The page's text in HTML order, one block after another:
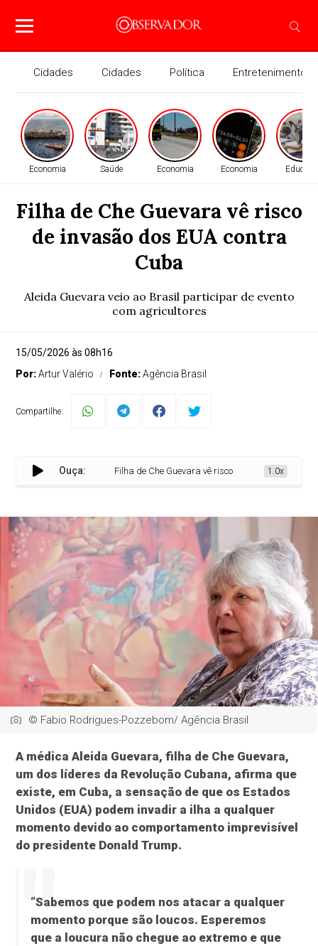
Cidades Cidades Política Entretenimento
Economia Saúde Economia Economia
Filha de Che Guevara vê risco
de invasão dos EUA contra
Cuba
Aleida Guevara veio ao Brasil participar de evento
com agricultores
15/05/2026 às 08h16
Por:Artur Valério Fonte:Agência Brasil
Compartilhe:
Ouça: Filha de Che Guevara vê risco de invasão dos EUA
1.0x
© Fabio Rodrigues-Pozzebom/ Agência Brasil
A médica Aleida Guevara, filha de Che Guevara,
um dos líderes da Revolução Cubana, afirma que
existe, em Cuba, a sensação de que os Estados
Unidos (EUA) podem invadir a ilha a qualquer
momento devido ao comportamento imprevisível
do presidente Donald Trump.
“Sabemos que podem nos atacar a qualquer
momento porque são loucos. Esperemos
que a loucura não chegue ao extremo e que